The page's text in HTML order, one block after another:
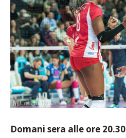
Domani sera alle ore 20.30